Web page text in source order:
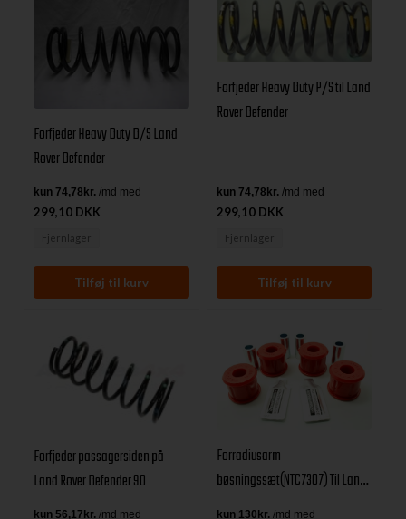
Forfjeder Heavy Duty D/S Land
Rover Defender
299,10 DKK
Fjernlager
Forfjeder Heavy Duty P/S til Land
Rover Defender
299,10 DKK
Fjernlager
Forfjeder passagersiden på
Land Rover Defender 90
Forradiusarm
bøsningssæt(NTC7307) Til Land
Rover Defender frem til 1994